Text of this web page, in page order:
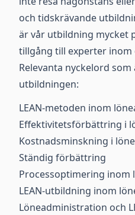
och tidskrävande
är vår utbildning mycket
tillgång till experter inom
Relevanta nyckelord
utbildningen:
LEAN-metoden inom
Effektivitetsförbättring i
Kostnadsminskning i
Ständig förbättring
Processoptimering
LEAN-utbildning inom
Löneadministration och